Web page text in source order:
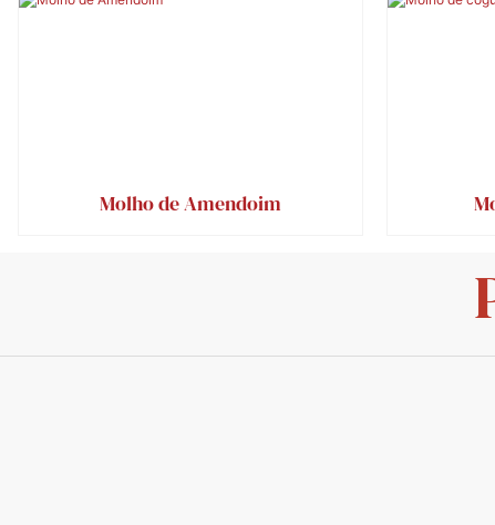
Molho de Amendoim